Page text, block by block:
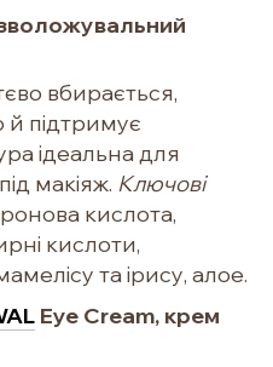
вбирається,
й підтримує
ідеальна для
макіяж. Ключові
кислота,
кислоти,
та ірису, алое.
Eye Cream, крем